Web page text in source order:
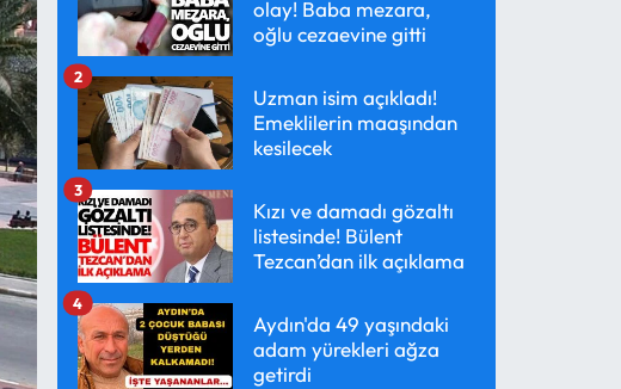
olay! Baba mezara,
oğlu cezaevine gitti
Uzman isim açıkladı!
Emeklilerin maaşından
kesilecek
2
Kızı ve damadı gözaltı
listesinde! Bülent
Tezcan’dan ilk açıklama
3
Aydın'da 49 yaşındaki
adam yürekleri ağza
getirdi
4